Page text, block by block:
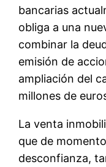
bancarias
obliga a una
combinar la
emisión de
ampliación del
millones de
La venta
que de
desconfianza,